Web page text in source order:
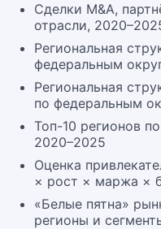
Сделки M&A,
отрасли,
Региональная
федеральным
Региональная
по федеральным
Топ-10 регионов
2020–2025
Оценка
× рост × маржа ×
«Белые пятна»
регионы и